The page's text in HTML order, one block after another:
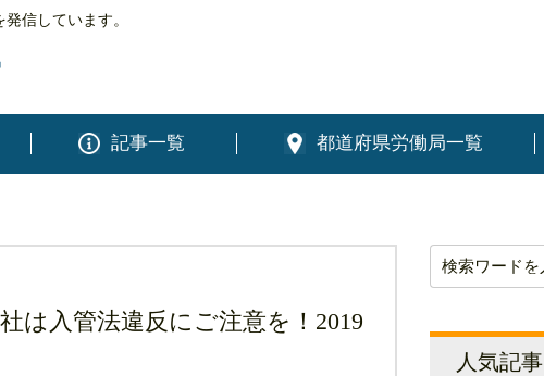
信しています。
記事一覧 都道府県労働局一覧
は入管法違反にご注意を！2019
人気記事